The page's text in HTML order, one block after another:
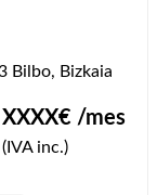
Bilbo, Bizkaia
XXXX€ /mes
(IVA inc.)